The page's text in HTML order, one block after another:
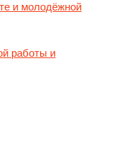
и молодёжной
работы и